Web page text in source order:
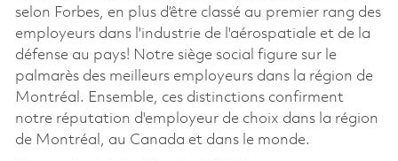
selon Forbes, en plus d’être classé au premier rang des
employeurs dans l'industrie de l'aérospatiale et de la
défense au pays! Notre siège social figure sur le
palmarès des meilleurs employeurs dans la région de
Montréal. Ensemble, ces distinctions confirment
notre réputation d'employeur de choix dans la région
de Montréal, au Canada et dans le monde.